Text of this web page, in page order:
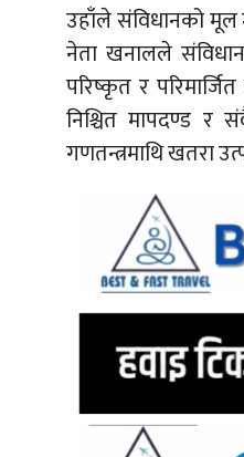
उहाँले संविधानको मूल
नेता खनालले
परिष्कृत र
निश्चित मापदण्ड र
गणतन्त्रमाथि खतरा